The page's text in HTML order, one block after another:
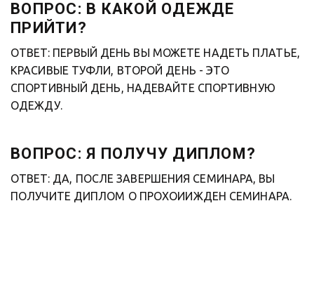
ВОПРОС: В КАКОЙ ОДЕЖДЕ
ПРИЙТИ?
ОТВЕТ: ПЕРВЫЙ ДЕНЬ ВЫ МОЖЕТЕ НАДЕТЬ ПЛАТЬЕ,
КРАСИВЫЕ ТУФЛИ, ВТОРОЙ ДЕНЬ - ЭТО
СПОРТИВНЫЙ ДЕНЬ, НАДЕВАЙТЕ СПОРТИВНУЮ
ОДЕЖДУ.
ВОПРОС: Я ПОЛУЧУ ДИПЛОМ?
ОТВЕТ: ДА, ПОСЛЕ ЗАВЕРШЕНИЯ СЕМИНАРА, ВЫ
ПОЛУЧИТЕ ДИПЛОМ О ПРОХОИИЖДЕН СЕМИНАРА.